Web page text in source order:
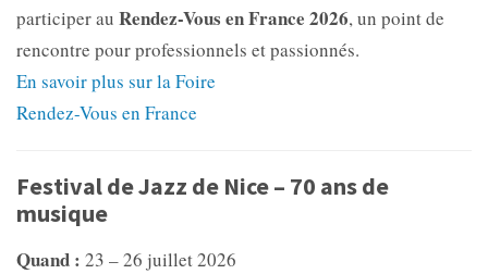
participer au Rendez-Vous en France 2026, un point de
rencontre pour professionnels et passionnés.
En savoir plus sur la Foire
Rendez-Vous en France
Festival de Jazz de Nice – 70 ans de
musique
Quand : 23 – 26 juillet 2026